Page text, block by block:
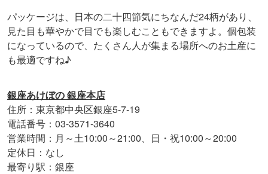
パッケージは、日本の二十四節気にちなんだ24柄があり、
見た目も華やかで目でも楽しむこともできますよ。個包装
になっているので、たくさん人が集まる場所へのお土産に
も最適ですね♪
銀座あけぼの 銀座本店
住所：東京都中央区銀座5-7-19
電話番号：03-3571-3640
営業時間：月～土10:00～21:00、日・祝10:00～20:00
定休日：なし
最寄り駅：銀座